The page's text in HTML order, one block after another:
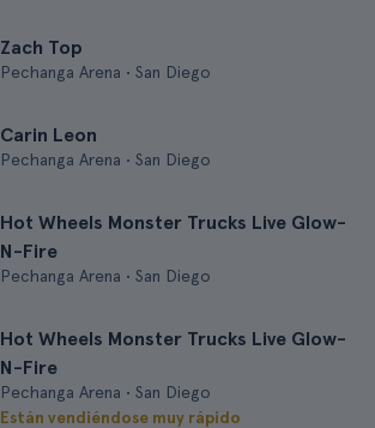
Zach Top
Pechanga Arena • San Diego
Carin Leon
Pechanga Arena • San Diego
Hot Wheels Monster Trucks Live Glow-
N-Fire
Pechanga Arena • San Diego
Hot Wheels Monster Trucks Live Glow-
N-Fire
Pechanga Arena • San Diego
Están vendiéndose muy rápido